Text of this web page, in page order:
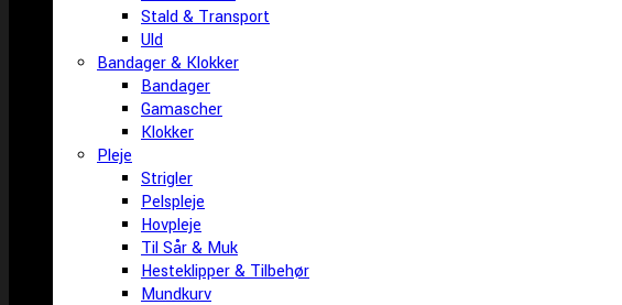
Stald & Transport
Uld
Bandager & Klokker
Bandager
Gamascher
Klokker
Pleje
Strigler
Pelspleje
Hovpleje
Til Sår & Muk
Hesteklipper & Tilbehør
Mundkurv